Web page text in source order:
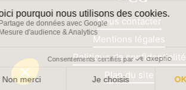
Nous contacter
Mentions légales
Politique de confidentialité
Plan du site